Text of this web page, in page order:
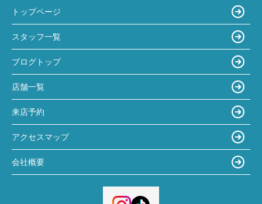
トップページ
スタッフ一覧
ブログトップ
店舗一覧
来店予約
アクセスマップ
会社概要